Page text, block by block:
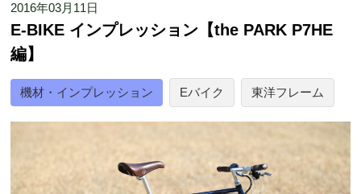
2016年03月11日
E-BIKE インプレッション【the PARK P7HE
編】
機材・インプレッション Eバイク 東洋フレーム